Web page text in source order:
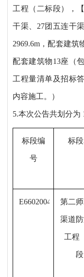
工程（二标段） ，
干渠、27团五连干
2969.6m，配套建筑
配套建筑物13座（
工程量清单及招标
内容施工。）
5.本次公告共划分为
标段编
号
标
第二师
渠道
工程
段